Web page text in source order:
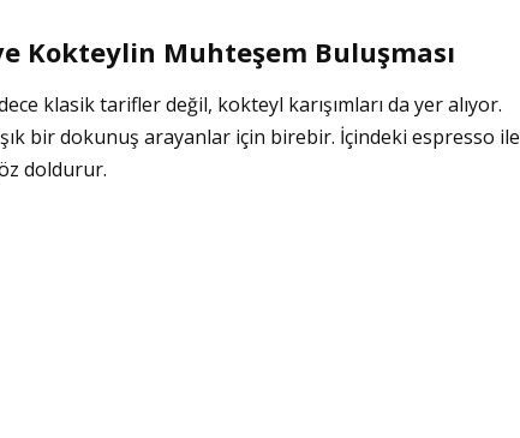
Kokteylin Muhteşem Buluşması
klasik tarifler değil, kokteyl karışımları da yer alıyor.
bir dokunuş arayanlar için birebir. İçindeki espresso ile
doldurur.